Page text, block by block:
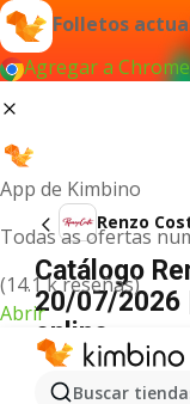
Folletos
Agregar a
App de Kimbino
Todas as ofertas
(14.1 k reseñas)
Abrir
Buscar
Renzo
Catálogo
20/07/2026
online